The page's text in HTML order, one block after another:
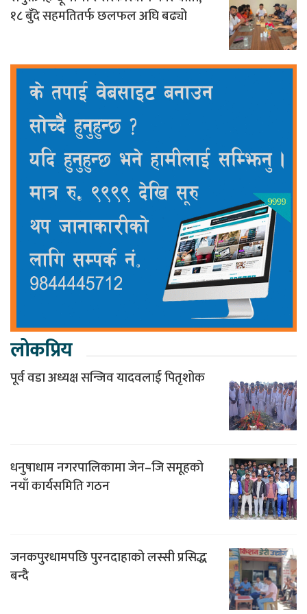
१८ बुँदे सहमतितर्फ छलफल अघि बढ्यो
लोकप्रिय
पूर्व वडा अध्यक्ष सन्जिव यादवलाई पितृशोक
धनुषाधाम नगरपालिकामा जेन–जि समूहको
नयाँ कार्यसमिति गठन
जनकपुरधामपछि पुरनदाहाको लस्सी प्रसिद्ध
बन्दै